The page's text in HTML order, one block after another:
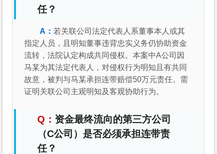
任？
若关联公司法定代表人系董事本人或其
指定人员，且明知董事违背忠实义务仍协助资金
流转，法院认定构成共同侵权。本案中A公司因
马某为其法定代表人，对侵权行为明知且有共同
故意，被判与马某承担连带赔偿50万元责任。需
证明关联公司主观明知及客观协助行为。
资金最终流向的第三方公司
（C公司）是否必须承担连带责
任？